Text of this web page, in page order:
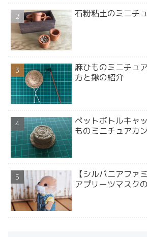
石粉粘土のミニチ
麻ひものミニチュ
方と鍬の紹介
ペットボトルキャ
ものミニチュアカ
【シルバニアファ
アプリーツマスク